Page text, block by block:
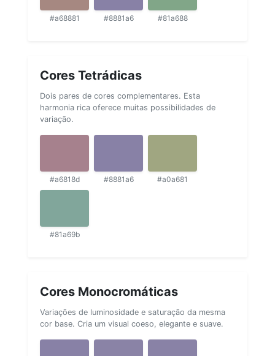
#a68881 #8881a6 #81a688
Cores Tetrádicas
Dois pares de cores complementares. Esta
harmonia rica oferece muitas possibilidades de
variação.
#a6818d #8881a6 #a0a681
#81a69b
Cores Monocromáticas
Variações de luminosidade e saturação da mesma
cor base. Cria um visual coeso, elegante e suave.